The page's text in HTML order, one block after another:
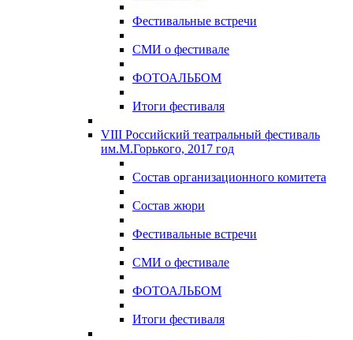
Фестивальные встречи
СМИ о фестивале
ФОТОАЛЬБОМ
Итоги фестиваля
VIII Российский театральный фестиваль
им.М.Горького, 2017 год
Состав организационного комитета
Состав жюри
Фестивальные встречи
СМИ о фестивале
ФОТОАЛЬБОМ
Итоги фестиваля